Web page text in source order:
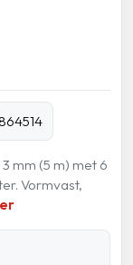
mm (5 m) met 6
Vormvast,